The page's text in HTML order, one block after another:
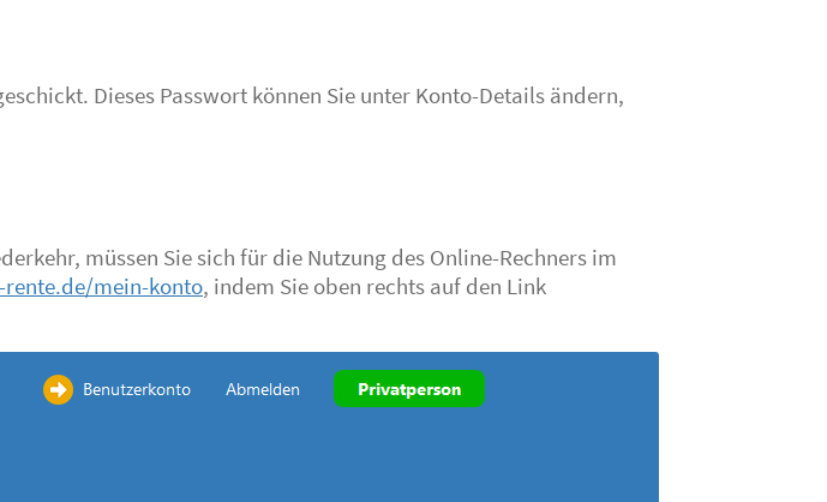
Dieses Passwort können Sie unter Konto-Details ändern,
müssen Sie sich für die Nutzung des Online-Rechners im
mein-konto, indem Sie oben rechts auf den Link